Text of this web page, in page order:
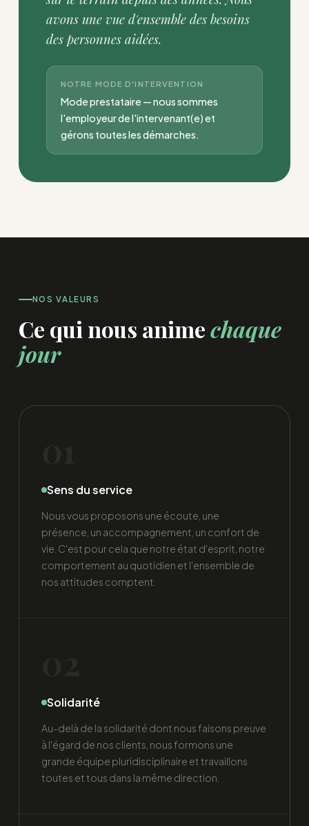
avons une vue d'ensemble des besoins
des personnes aidées.
NOTRE MODE D'INTERVENTION
Mode prestataire — nous sommes
l'employeur de l'intervenant(e) et
gérons toutes les démarches.
NOS VALEURS
Ce qui nous animechaque
jour
Sens du service
Nous vous proposons une écoute, une
présence, un accompagnement, un confort de
vie. C'est pour cela que notre état d'esprit, notre
comportement au quotidien et l'ensemble de
nos attitudes comptent.
Solidarité
Au-delà de la solidarité dont nous faisons preuve
à l'égard de nos clients, nous formons une
grande équipe pluridisciplinaire et travaillons
toutes et tous dans la même direction.